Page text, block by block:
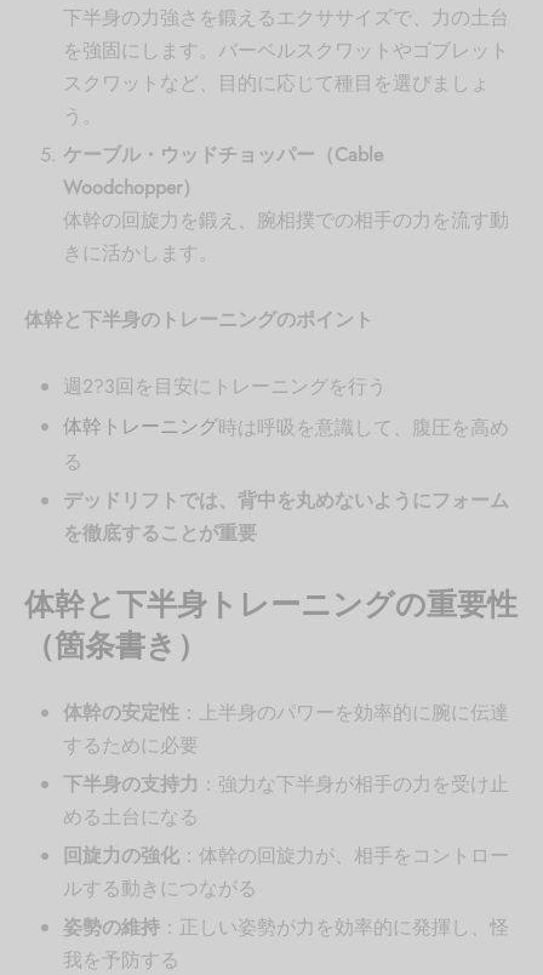
下半身の力強さを鍛えるエクササイズで、力の土台
を強固にします。バーベルスクワットやゴブレット
スクワットなど、目的に応じて種目を選びましょ
う。
ケーブル・ウッドチョッパー（Cable
Woodchopper）
体幹の回旋力を鍛え、腕相撲での相手の力を流す動
きに活かします。
体幹と下半身のトレーニングのポイント
週2?3回を目安にトレーニングを行う
体幹トレーニング時は呼吸を意識して、腹圧を高め
る
デッドリフトでは、背中を丸めないようにフォーム
を徹底することが重要
体幹と下半身トレーニングの重要性
（箇条書き）
体幹の安定性：上半身のパワーを効率的に腕に伝達
するために必要
下半身の支持力 ：強力な下半身が相手の力を受け止
める土台になる
回旋力の強化：体幹の回旋力が、相手をコントロー
ルする動きにつながる
姿勢の維持：正しい姿勢が力を効率的に発揮し、怪
我を予防する